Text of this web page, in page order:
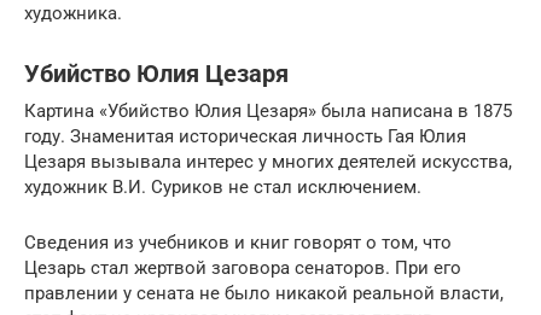
художника.
Убийство Юлия Цезаря
Картина «Убийство Юлия Цезаря» была написана в 1875
году. Знаменитая историческая личность Гая Юлия
Цезаря вызывала интерес у многих деятелей искусства,
художник В.И. Суриков не стал исключением.
Сведения из учебников и книг говорят о том, что
Цезарь стал жертвой заговора сенаторов. При его
правлении у сената не было никакой реальной власти,